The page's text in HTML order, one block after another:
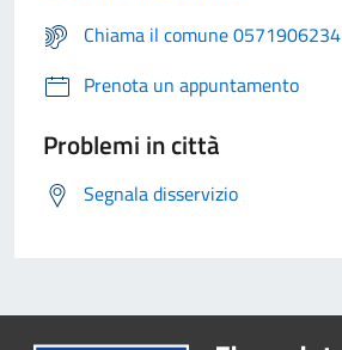
Chiama il comune 0571906234
Prenota un appuntamento
Problemi in città
Segnala disservizio